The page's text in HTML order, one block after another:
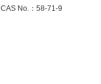
CAS No.：58-71-9